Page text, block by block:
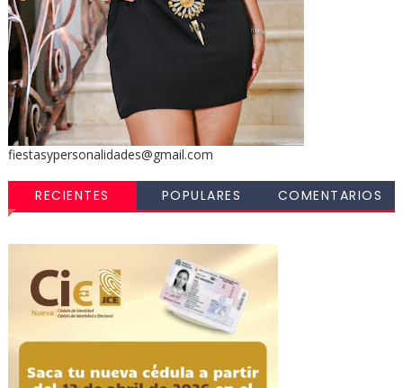
fiestasypersonalidades@gmail.com
RECIENTES POPULARES COMENTARIOS